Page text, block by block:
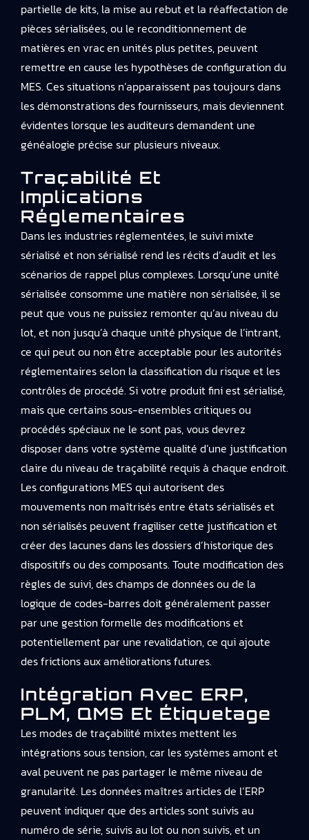
partielle de kits, la mise au rebut et la réaffectation de
pièces sérialisées, ou le reconditionnement de
matières en vrac en unités plus petites, peuvent
remettre en cause les hypothèses de configuration du
MES. Ces situations n’apparaissent pas toujours dans
les démonstrations des fournisseurs, mais deviennent
évidentes lorsque les auditeurs demandent une
généalogie précise sur plusieurs niveaux.
Traçabilité Et
Implications
Réglementaires
Dans les industries réglementées, le suivi mixte
sérialisé et non sérialisé rend les récits d’audit et les
scénarios de rappel plus complexes. Lorsqu’une unité
sérialisée consomme une matière non sérialisée, il se
peut que vous ne puissiez remonter qu’au niveau du
lot, et non jusqu’à chaque unité physique de l’intrant,
ce qui peut ou non être acceptable pour les autorités
réglementaires selon la classification du risque et les
contrôles de procédé. Si votre produit fini est sérialisé,
mais que certains sous-ensembles critiques ou
procédés spéciaux ne le sont pas, vous devrez
disposer dans votre système qualité d’une justification
claire du niveau de traçabilité requis à chaque endroit.
Les configurations MES qui autorisent des
mouvements non maîtrisés entre états sérialisés et
non sérialisés peuvent fragiliser cette justification et
créer des lacunes dans les dossiers d’historique des
dispositifs ou des composants. Toute modification des
règles de suivi, des champs de données ou de la
logique de codes-barres doit généralement passer
par une gestion formelle des modifications et
potentiellement par une revalidation, ce qui ajoute
des frictions aux améliorations futures.
Intégration Avec ERP,
PLM, QMS Et Étiquetage
Les modes de traçabilité mixtes mettent les
intégrations sous tension, car les systèmes amont et
aval peuvent ne pas partager le même niveau de
granularité. Les données maîtres articles de l’ERP
peuvent indiquer que des articles sont suivis au
numéro de série, suivis au lot ou non suivis, et un